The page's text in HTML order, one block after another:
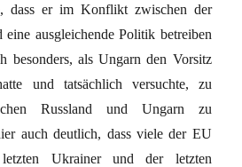
dass er im Konflikt zwischen der
ausgleichende Politik betreiben
besonders, als Ungarn den Vorsitz
und tatsächlich versuchte, zu
Russland und Ungarn zu
auch deutlich, dass viele der EU
Ukrainer und der letzten